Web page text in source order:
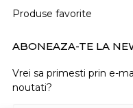
Produse favorite
ABONEAZA-TE LA
Vrei sa primesti prin e-
noutati?